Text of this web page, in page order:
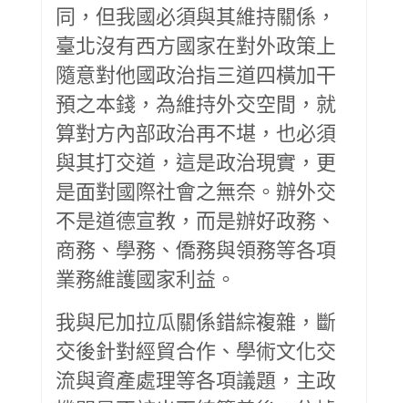
同，但我國必須與其維持關係，
臺北沒有西方國家在對外政策上
隨意對他國政治指三道四橫加干
預之本錢，為維持外交空間，就
算對方內部政治再不堪，也必須
與其打交道，這是政治現實，更
是面對國際社會之無奈。辦外交
不是道德宣教，而是辦好政務、
商務、學務、僑務與領務等各項
業務維護國家利益。
我與尼加拉瓜關係錯綜複雜，斷
交後針對經貿合作、學術文化交
流與資產處理等各項議題，主政